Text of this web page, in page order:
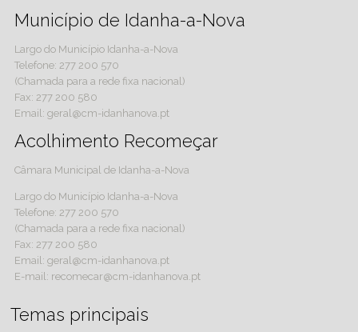
Município de Idanha-a-Nova
Largo do Município Idanha-a-Nova
Telefone: 277 200 570
(Chamada para a rede fixa nacional)
Fax: 277 200 580
Email: geral@cm-idanhanova.pt
Acolhimento Recomeçar
Câmara Municipal de Idanha-a-Nova
Largo do Município Idanha-a-Nova
Telefone: 277 200 570
(Chamada para a rede fixa nacional)
Fax: 277 200 580
Email: geral@cm-idanhanova.pt
E-mail: recomecar@cm-idanhanova.pt
Temas principais